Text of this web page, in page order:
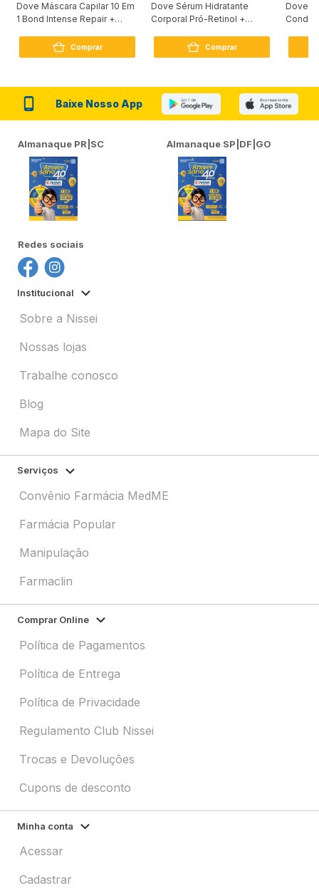
Dove Máscara Capilar 10 Em
1 Bond Intense Repair +
Comprar
Dove Sérum Hidratante
Corporal Pró-Retinol +
Comprar
Dove
Baixe Nosso App
Almanaque PR|SC Almanaque SP|DF|GO
Redes sociais
Institucional
Sobre a Nissei
Nossas lojas
Trabalhe conosco
Blog
Mapa do Site
Serviços
Convênio Farmácia MedME
Farmácia Popular
Manipulação
Farmaclin
Comprar Online
Política de Pagamentos
Política de Entrega
Política de Privacidade
Regulamento Club Nissei
Trocas e Devoluções
Cupons de desconto
Minha conta
Acessar
Cadastrar